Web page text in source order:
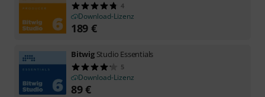
4
Download-Lizenz
189 €
Bitwig Studio Essentials
5
Download-Lizenz
89€